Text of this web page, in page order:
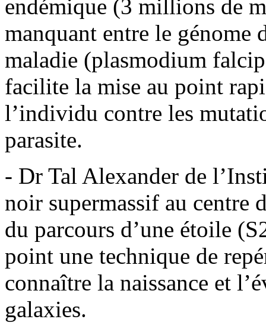
endémique (3 millions de
manquant entre le génome
maladie (plasmodium
facilite la mise au point
l’individu contre les
parasite.
- Dr Tal Alexander de
noir supermassif au centre
du parcours d’une étoile
point une technique de
connaître la naissance et
galaxies.